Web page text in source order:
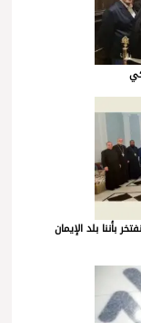
بأننا بلد الإيمان